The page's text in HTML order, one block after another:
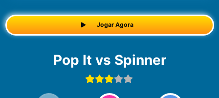
Jogar Agora
Pop It vs Spinner